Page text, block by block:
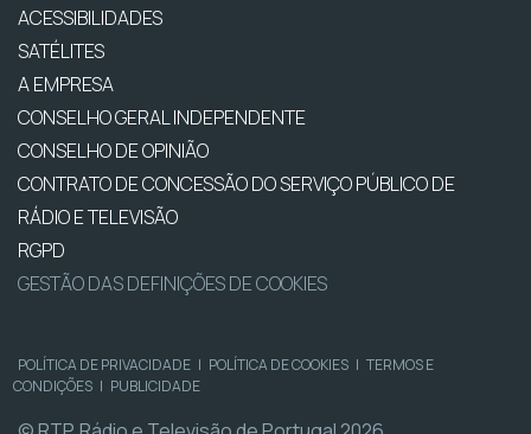
ACESSIBILIDADES
SATÉLITES
A EMPRESA
CONSELHO GERAL INDEPENDENTE
CONSELHO DE OPINIÃO
CONTRATO DE CONCESSÃO DO SERVIÇO PÚBLICO DE
RÁDIO E TELEVISÃO
RGPD
GESTÃO DAS DEFINIÇÕES DE COOKIES
POLÍTICA DE PRIVACIDADE | POLÍTICA DE COOKIES | TERMOS E
CONDIÇÕES | PUBLICIDADE